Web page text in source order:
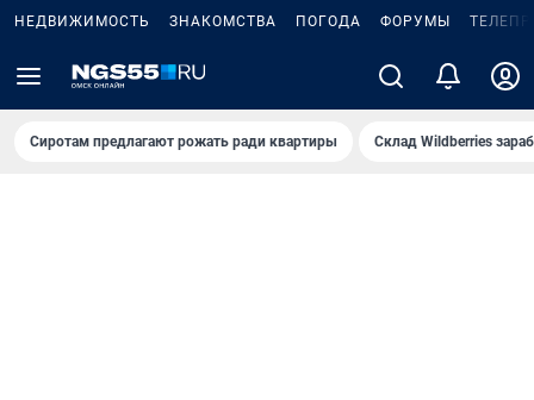
НЕДВИЖИМОСТЬ ЗНАКОМСТВА ПОГОДА ФОРУМЫ
Сиротам предлагают рожать ради квартиры Склад Wildberries